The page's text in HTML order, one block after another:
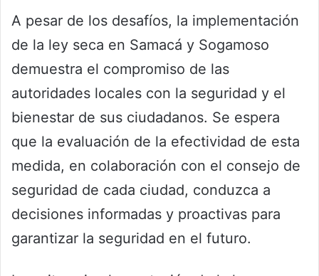
A pesar de los desafíos, la implementación
de la ley seca en Samacá y Sogamoso
demuestra el compromiso de las
autoridades locales con la seguridad y el
bienestar de sus ciudadanos. Se espera
que la evaluación de la efectividad de esta
medida, en colaboración con el consejo de
seguridad de cada ciudad, conduzca a
decisiones informadas y proactivas para
garantizar la seguridad en el futuro.